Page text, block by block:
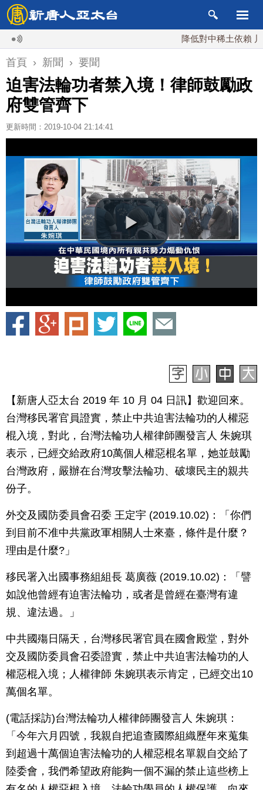
降低對中稀土依賴 川普宣
首頁 › 新聞 › 要聞
迫害法輪功者禁入境！律師鼓勵政
府雙管齊下
更新時間：2019-10-04 21:14:41
【新唐人亞太台 2019 年 10 月 04 日訊】歡迎回來。
台灣移民署官員證實，禁止中共迫害法輪功的人權惡
棍入境，對此，台灣法輪功人權律師團發言人 朱婉琪
表示，已經交給政府10萬個人權惡棍名單，她並鼓勵
台灣政府，嚴辦在台灣攻擊法輪功、破壞民主的親共
份子。
外交及國防委員會召委 王定宇 (2019.10.02)：「你們
到目前不准中共黨政軍相關人士來臺，條件是什麼？
理由是什麼?」
移民署入出國事務組組長 葛廣薇 (2019.10.02)：「譬
如說他曾經有迫害法輪功，或者是曾經在臺灣有違
規、違法過。」
中共國殤日隔天，台灣移民署官員在國會殿堂，對外
交及國防委員會召委證實，禁止中共迫害法輪功的人
權惡棍入境；人權律師 朱婉琪表示肯定，已經交出10
萬個名單。
(電話採訪)台灣法輪功人權律師團發言人 朱婉琪：
「今年六月四號，我親自把追查國際組織歷年來蒐集
到超過十萬個迫害法輪功的人權惡棍名單親自交給了
陸委會，我們希望政府能夠一個不漏的禁止這些榜上